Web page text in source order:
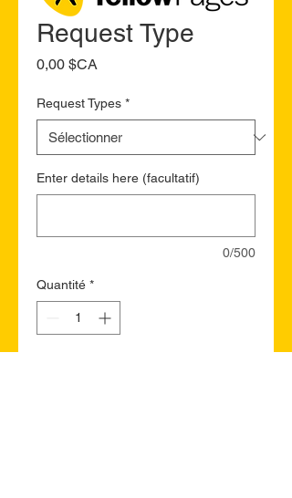
Request Type
0,00 $CA
Request Types *
Enter details here (facultatif)
0/500
Quantité *